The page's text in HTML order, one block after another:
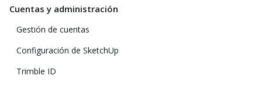
Cuentas y administración
Gestión de cuentas
Configuración de SketchUp
Trimble ID